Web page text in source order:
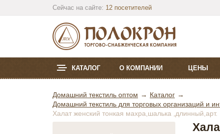
Сейчас на сайте: 12 посетителей
КАТАЛОГ О КОМПАНИИ ЦЕНЫ
Домашний текстиль оптом
Каталог
Домашний текстиль для торговых организаций и
Халат женский тонкая махра,шалька